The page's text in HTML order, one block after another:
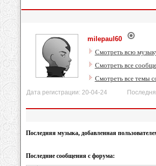
milepaul60
Смотреть всю
Смотреть все
Смотреть все темы
Дата регистрации: 20-04-24 Последняя
Последняя музыка, добавленная
Последние сообщения с форума: